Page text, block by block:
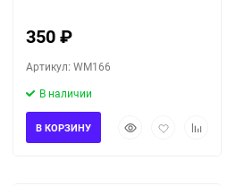
350₽
Артикул: WM166
В наличии
БыстрыйДобавитьДобавить
В КОРЗИНУ